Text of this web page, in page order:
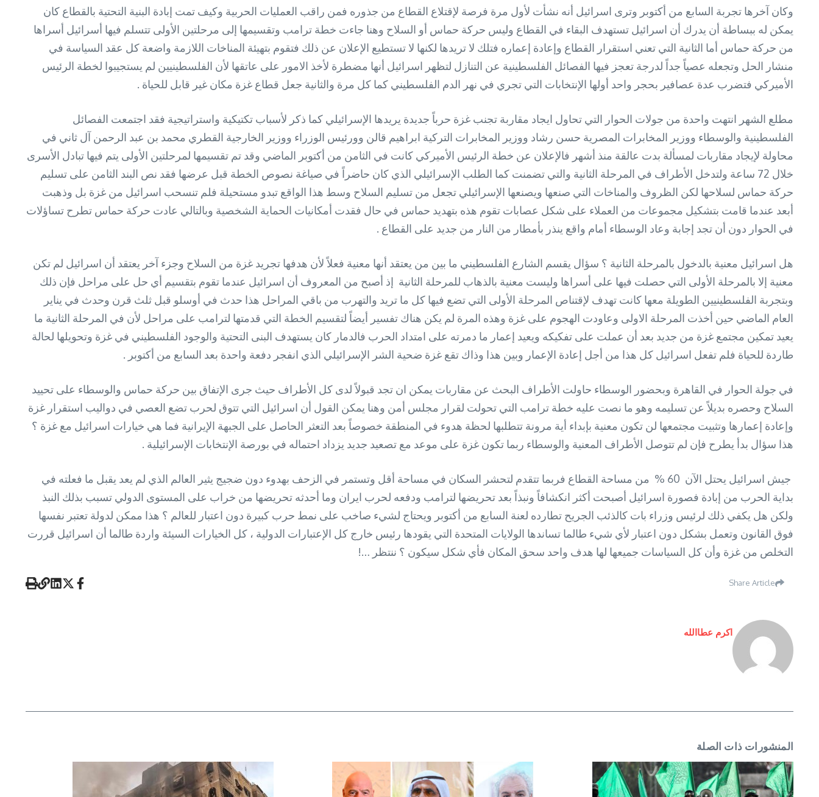
وكان آخرها تجربة السابع من أكتوبر وترى اسرائيل أنه نشأت لأول مرة فرصة لإقتلاع القطاع من جذوره فمن راقب العمليات الحربية وكيف تمت إبادة البنية التحتية بالقطاع كان
يمكن له ببساطة أن يدرك أن اسرائيل تستهدف البقاء في القطاع وليس حركة حماس أو السلاح وهنا جاءت خطة ترامب وتقسيمها إلى مرحلتين الأولى تتسلم فيها أسرائيل أسراها
من حركة حماس أما الثانية التي تعني استقرار القطاع وإعادة إعماره فتلك لا تريدها لكنها لا تستطيع الإعلان عن ذلك فتقوم بتهيئة المناخات اللازمة واضعة كل عقد السياسة في
منشار الحل وتجعله عصياً جداً لدرجة تعجز فيها الفصائل الفلسطينية عن التنازل لتظهر اسرائيل أنها مضطرة لأخذ الامور على عاتقها لأن الفلسطينيين لم يستجيبوا لخطة الرئيس
الأميركي فتضرب عدة عصافير بحجر واحد أولها الإنتخابات التي تجري في نهر الدم الفلسطيني كما كل مرة والثانية جعل قطاع غزة مكان غير قابل للحياة .
مطلع الشهر انتهت واحدة من جولات الحوار التي تحاول ايجاد مقاربة تجنب غزة حرباً جديدة يريدها الإسرائيلي كما ذكر لأسباب تكتيكية واستراتيجية فقد اجتمعت الفصائل
الفلسطينية والوسطاء ووزير المخابرات المصرية حسن رشاد ووزير المخابرات التركية ابراهيم قالن وورئيس الوزراء ووزير الخارجية القطري محمد بن عبد الرحمن آل ثاني في
محاولة لإيجاد مقاربات لمسألة بدت عالقة منذ أشهر فالإعلان عن خطة الرئيس الأميركي كانت في الثامن من أكتوبر الماضي وقد تم تقسيمها لمرحلتين الأولى يتم فيها تبادل الأسرى
خلال 72 ساعة ولتدخل الأطراف في المرحلة الثانية والتي تضمنت كما الطلب الإسرائيلي الذي كان حاضراً في صياغة نصوص الخطة قبل عرضها فقد نص البند الثامن على تسليم
حركة حماس لسلاحها لكن الظروف والمناخات التي صنعها ويصنعها الإسرائيلي تجعل من تسليم السلاح وسط هذا الواقع تبدو مستحيلة فلم تنسحب اسرائيل من غزة بل وذهبت
أبعد عندما قامت بتشكيل مجموعات من العملاء على شكل عصابات تقوم هذه بتهديد حماس في حال فقدت أمكانيات الحماية الشخصية وبالتالي عادت حركة حماس تطرح تساؤلات
في الحوار دون أن تجد إجابة وعاد الوسطاء أمام واقع ينذر بأمطار من النار من جديد على القطاع .
هل اسرائيل معنية بالدخول بالمرحلة الثانية ؟ سؤال يقسم الشارع الفلسطيني ما بين من يعتقد أنها معنية فعلاً لأن هدفها تجريد غزة من السلاح وجزء آخر يعتقد أن اسرائيل لم تكن
معنية إلا بالمرحلة الأولى التي حصلت فيها على أسراها وليست معنية بالذهاب للمرحلة الثانية إذ أصبح من المعروف أن اسرائيل عندما تقوم بتقسيم أي حل على مراحل فإن ذلك
وبتجربة الفلسطينيين الطويلة معها كانت تهدف لإقتناص المرحلة الأولى التي تضع فيها كل ما تريد والتهرب من باقي المراحل هذا حدث في أوسلو قبل ثلث قرن وحدث في يناير
العام الماضي حين أخذت المرحلة الاولى وعاودت الهجوم على غزة وهذه المرة لم يكن هناك تفسير أيضاً لتقسيم الخطة التي قدمتها لترامب على مراحل لأن في المرحلة الثانية ما
يعيد تمكين مجتمع غزة من جديد بعد أن عملت على تفكيكه ويعيد إعمار ما دمرته على امتداد الحرب فالدمار كان يستهدف البنى التحتية والوجود الفلسطيني في غزة وتحويلها لحالة
طاردة للحياة فلم تفعل اسرائيل كل هذا من أجل إعادة الإعمار وبين هذا وذاك تقع غزة ضحية الشر الإسرائيلي الذي انفجر دفعة واحدة بعد السابع من أكتوبر .
في جولة الحوار في القاهرة وبحضور الوسطاء حاولت الأطراف البحث عن مقاربات يمكن ان تجد قبولاً لدى كل الأطراف حيث جرى الإتفاق بين حركة حماس والوسطاء على تحييد
السلاح وحصره بديلاً عن تسليمه وهو ما نصت عليه خطة ترامب التي تحولت لقرار مجلس أمن وهنا يمكن القول أن اسرائيل التي تتوق لحرب تضع العصي في دواليب استقرار غزة
وإعادة إعمارها وتثبيت مجتمعها لن تكون معنية بإبداء أية مرونة تتطلبها لحظة هدوء في المنطقة خصوصاً بعد التعثر الحاصل على الجبهة الإيرانية فما هي خيارات اسرائيل مع غزة ؟
هذا سؤال بدأ يطرح فإن لم تتوصل الأطراف المعنية والوسطاء ربما تكون غزة على موعد مع تصعيد جديد يزداد احتماله في بورصة الإنتخابات الإسرائيلية .
جيش اسرائيل يحتل الآن 60 % من مساحة القطاع فربما تتقدم لتحشر السكان في مساحة أقل وتستمر في الزحف بهدوء دون ضجيج يثير العالم الذي لم يعد يقبل ما فعلته في
بداية الحرب من إبادة فصورة اسرائيل أصبحت أكثر انكشافاً ونبذاً بعد تحريضها لترامب ودفعه لحرب ايران وما أحدثه تحريضها من خراب على المستوى الدولي تسبب بذلك النبذ
ولكن هل يكفي ذلك لرئيس وزراء بات كالذئب الجريح تطارده لعنة السابع من أكتوبر ويحتاج لشيء صاخب على نمط حرب كبيرة دون اعتبار للعالم ؟ هذا ممكن لدولة تعتبر نفسها
فوق القانون وتعمل بشكل دون اعتبار لأي شيء طالما تساندها الولايات المتحدة التي يقودها رئيس خارج كل الإعتبارات الدولية ، كل الخيارات السيئة واردة طالما أن اسرائيل قررت
التخلص من غزة وأن كل السياسات جميعها لها هدف واحد سحق المكان فأي شكل سيكون ؟ ننتظر …!
Share Article
اكرم عطاالله
المنشورات ذات الصلة